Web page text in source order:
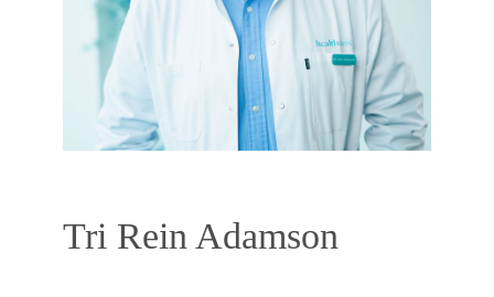
Tri Rein Adamson